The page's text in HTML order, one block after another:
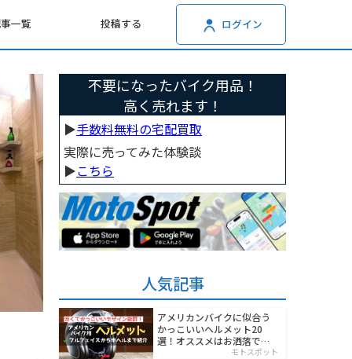
一覧 投稿する ログイン
不要になったバイク用品！
高く売れます！
▶︎手数料無料の宅配買取
実際に売ってみた体験談
▶︎こちら
人気記事
アメリカンバイクに似合う
かっこいいヘルメット20
選！オススメはお洒落でワ
モトスポット